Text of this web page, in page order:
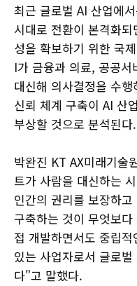
최근 글로벌 AI 산업에
시대로 전환이 본격화
성을 확보하기 위한 국
I가 금융과 의료, 공공
대신해 의사결정을 수
신뢰 체계 구축이 AI 산
부상할 것으로 분석된다.
박완진 KT AX미래기술
트가 사람을 대신하는
인간의 권리를 보장하
구축하는 것이 무엇보
접 개발하면서도 중립
있는 사업자로서 글로
다"고 말했다.